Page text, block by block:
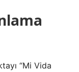
“Mi Vida